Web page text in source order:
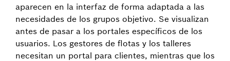
aparecen en la interfaz de forma adaptada a las
necesidades de los grupos objetivo. Se visualizan
antes de pasar a los portales específicos de los
usuarios. Los gestores de flotas y los talleres
necesitan un portal para clientes, mientras que los